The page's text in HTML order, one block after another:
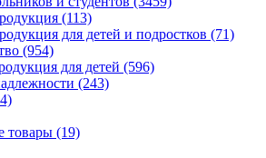
(113)
для детей и подростков (71)
(954)
для детей (596)
(243)
товары (19)